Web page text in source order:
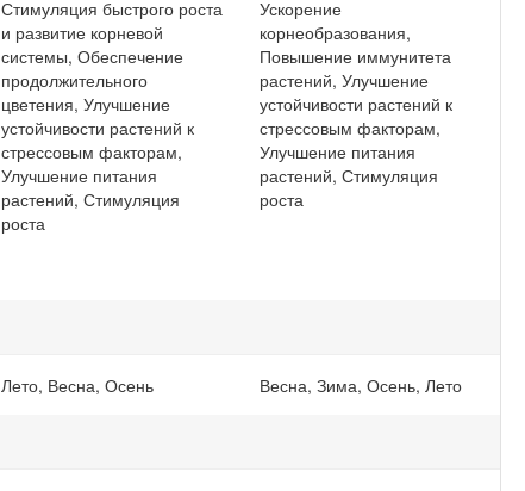
Стимуляция быстрого роста
и развитие корневой
системы, Обеспечение
продолжительного
цветения, Улучшение
устойчивости растений к
стрессовым факторам,
Улучшение питания
растений, Стимуляция
роста
Ускорение
корнеобразования,
Повышение иммунитета
растений, Улучшение
устойчивости растений к
стрессовым факторам,
Улучшение питания
растений, Стимуляция
роста
Лето, Весна, Осень Весна, Зима, Осень, Лето